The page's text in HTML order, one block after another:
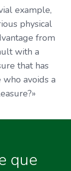
example,
physical
from
with a
that has
who avoids a
que